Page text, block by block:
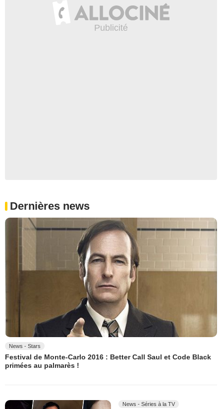
Dernières news
News - Stars
Festival de Monte-Carlo 2016 : Better Call Saul et Code Black
primées au palmarès !
News - Séries à la TV